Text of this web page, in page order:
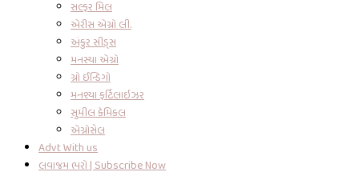
સલ્ફર મિલ
એરીસ એગ્રો લી.
અંકુર સીડ્સ
મનસ્યા એગ્રો
ગ્રો ઈન્ડિગો
મનશ્યા ફર્ટિલાઇઝર
સુમીલ કેમિકલ
એગ્રોસેલ
Advt With us
લવાજમ ભરો | Subscribe Now